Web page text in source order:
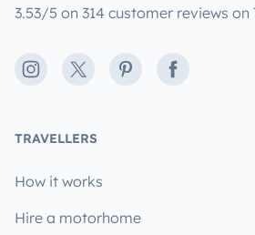
3.53/5 on 314 customer reviews on
Instagram
X PinterestFacebook
TRAVELLERS
How it works
Hire a motorhome